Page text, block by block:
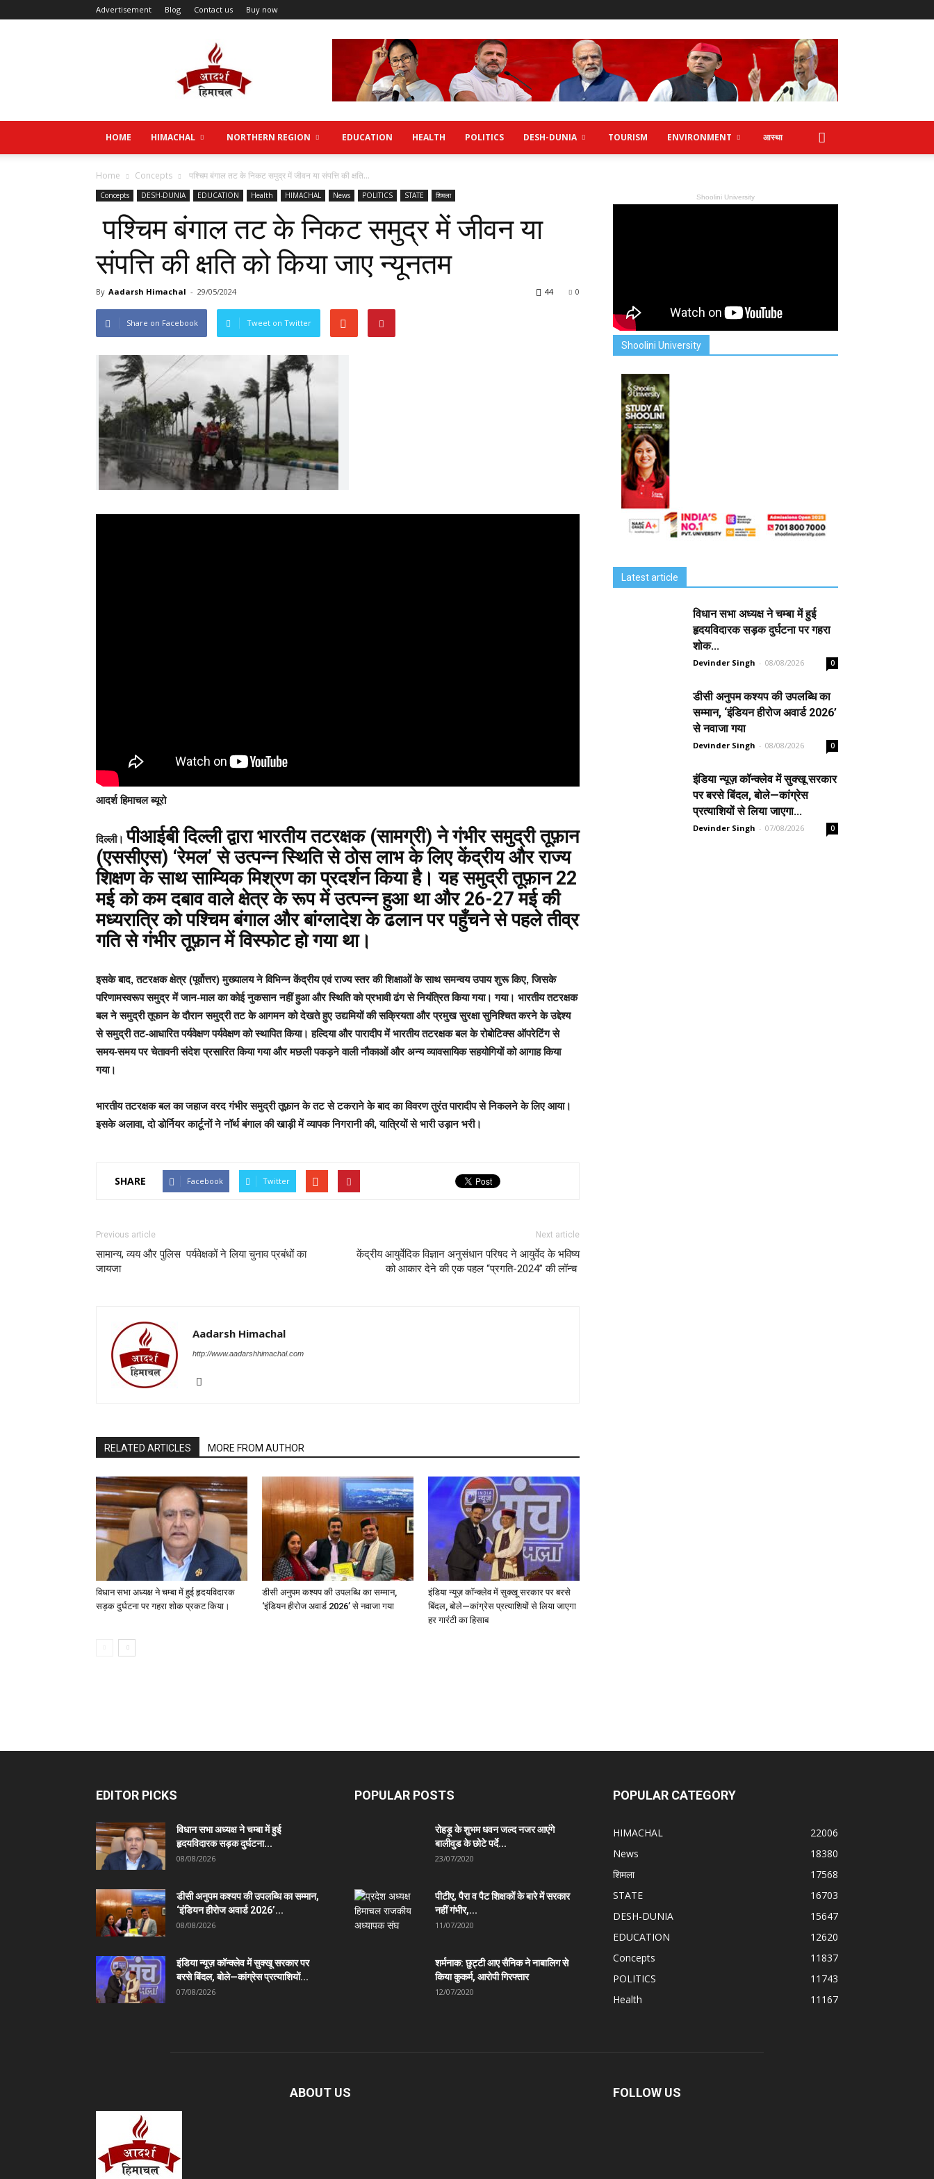
Advertisement Blog Contact us Buy now
HOME HIMACHAL NORTHERN REGION EDUCATION HEALTH POLITICS DESH-DUNIA TOURISM ENVIRONMENT आस्था
Home Concepts पश्चिम बंगाल तट के निकट समुद्र में जीवन या संपत्ति की क्षति...
Concepts DESH-DUNIA EDUCATION Health HIMACHAL News POLITICS STATE शिमला
पश्चिम बंगाल तट के निकट समुद्र में जीवन या
संपत्ति की क्षति को किया जाए न्यूनतम
By Aadarsh Himachal - 29/05/2024 0
44
Share on Facebook Tweet on Twitter
आदर्श हिमाचल ब्यूरो
दिल्ली। पीआईबी दिल्ली द्वारा भारतीय तटरक्षक (सामग्री) ने गंभीर समुद्री तूफ़ान
(एससीएस) ‘रेमल’ से उत्पन्न स्थिति से ठोस लाभ के लिए केंद्रीय और राज्य
शिक्षण के साथ साम्यिक मिश्रण का प्रदर्शन किया है। यह समुद्री तूफ़ान 22
मई को कम दबाव वाले क्षेत्र के रूप में उत्पन्न हुआ था और 26-27 मई की
मध्यरात्रि को पश्चिम बंगाल और बांग्लादेश के ढलान पर पहुँचने से पहले तीव्र
गति से गंभीर तूफ़ान में विस्फोट हो गया था।
इसके बाद, तटरक्षक क्षेत्र (पूर्वोत्तर) मुख्यालय ने विभिन्न केंद्रीय एवं राज्य स्तर की शिक्षाओं के साथ समन्वय उपाय शुरू किए, जिसके
परिणामस्वरूप समुद्र में जान-माल का कोई नुकसान नहीं हुआ और स्थिति को प्रभावी ढंग से नियंत्रित किया गया। गया। भारतीय तटरक्षक
बल ने समुद्री तूफान के दौरान समुद्री तट के आगमन को देखते हुए उद्यमियों की सक्रियता और प्रमुख सुरक्षा सुनिश्चित करने के उद्देश्य
से समुद्री तट-आधारित पर्यवेक्षण पर्यवेक्षण को स्थापित किया। हल्दिया और पारादीप में भारतीय तटरक्षक बल के रोबोटिक्स ऑपरेटिंग से
समय-समय पर चेतावनी संदेश प्रसारित किया गया और मछली पकड़ने वाली नौकाओं और अन्य व्यावसायिक सहयोगियों को आगाह किया
गया।
भारतीय तटरक्षक बल का जहाज वरद गंभीर समुद्री तूफ़ान के तट से टकराने के बाद का विवरण तुरंत पारादीप से निकलने के लिए आया।
इसके अलावा, दो डोर्नियर कार्टूनों ने नॉर्थ बंगाल की खाड़ी में व्यापक निगरानी की, यात्रियों से भारी उड़ान भरी।
SHARE Facebook Twitter
Previous article
सामान्य, व्यय और पुलिस पर्यवेक्षकों ने लिया चुनाव प्रबंधों का
जायजा
Next article
केंद्रीय आयुर्वेदिक विज्ञान अनुसंधान परिषद ने आयुर्वेद के भविष्य
को आकार देने की एक पहल “प्रगति-2024” की लॉन्च
Aadarsh Himachal
http://www.aadarshhimachal.com
RELATED ARTICLES MORE FROM AUTHOR
विधान सभा अध्यक्ष ने चम्बा में हुई हृदयविदारक
सड़क दुर्घटना पर गहरा शोक प्रकट किया।
डीसी अनुपम कश्यप की उपलब्धि का सम्मान,
‘इंडियन हीरोज अवार्ड 2026’ से नवाजा गया
इंडिया न्यूज़ कॉन्क्लेव में सुक्खू सरकार पर बरसे
बिंदल, बोले—कांग्रेस प्रत्याशियों से लिया जाएगा
हर गारंटी का हिसाब
Shoolini University
Shoolini University
Latest article
विधान सभा अध्यक्ष ने चम्बा में हुई
हृदयविदारक सड़क दुर्घटना पर गहरा
शोक...
Devinder Singh - 08/08/2026 0
डीसी अनुपम कश्यप की उपलब्धि का
सम्मान, ‘इंडियन हीरोज अवार्ड 2026’
से नवाजा गया
Devinder Singh - 08/08/2026 0
इंडिया न्यूज़ कॉन्क्लेव में सुक्खू सरकार
पर बरसे बिंदल, बोले—कांग्रेस
प्रत्याशियों से लिया जाएगा...
Devinder Singh - 07/08/2026 0
EDITOR PICKS
विधान सभा अध्यक्ष ने चम्बा में हुई
हृदयविदारक सड़क दुर्घटना...
08/08/2026
डीसी अनुपम कश्यप की उपलब्धि का सम्मान,
‘इंडियन हीरोज अवार्ड 2026’...
08/08/2026
इंडिया न्यूज़ कॉन्क्लेव में सुक्खू सरकार पर
बरसे बिंदल, बोले—कांग्रेस प्रत्याशियों...
07/08/2026
POPULAR POSTS
रोहड़ू के शुभम धवन जल्द नजर आएंगे
बालीवुड के छोटे पर्दे...
23/07/2020
पीटीए, पैरा व पैट शिक्षकों के बारे में सरकार
नहीं गंभीर,...
11/07/2020
शर्मनाक: छुट्टी आए सैनिक ने नाबालिग से
किया कुकर्म, आरोपी गिरफ्तार
12/07/2020
POPULAR CATEGORY
HIMACHAL
22006
News
18380
शिमला
17568
STATE
16703
DESH-DUNIA
15647
EDUCATION
12620
Concepts
11837
POLITICS
11743
Health
11167
ABOUT US FOLLOW US